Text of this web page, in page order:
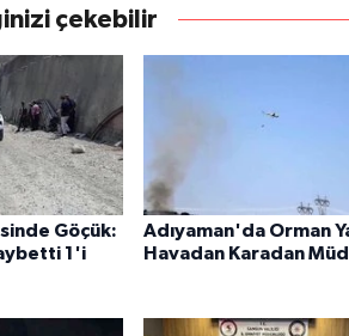
çekebilir
Göçük:
1'i
Adıyaman'da Orman
Havadan Karadan